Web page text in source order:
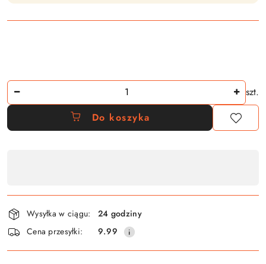
Ilość
szt.
Do koszyka
płatność
i
dostawa
Wysyłka w ciągu:
24 godziny
Cena przesyłki:
9.99